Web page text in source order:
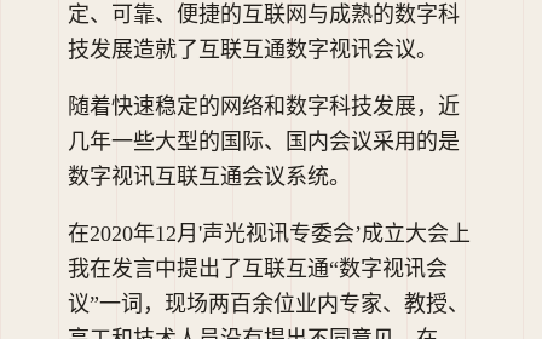
定、可靠、便捷的互联网与成熟的数字科
技发展造就了互联互通数字视讯会议。
随着快速稳定的网络和数字科技发展，近
几年一些大型的国际、国内会议采用的是
数字视讯互联互通会议系统。
在2020年12月'声光视讯专委会’成立大会上
我在发言中提出了互联互通“数字视讯会
议”一词，现场两百余位业内专家、教授、